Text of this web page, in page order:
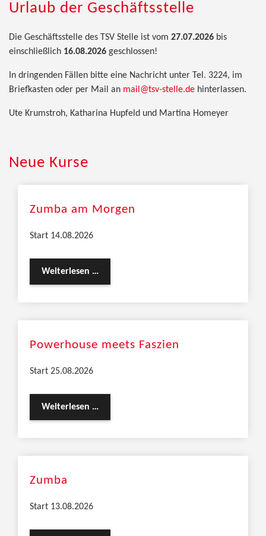
Urlaub der Geschäftsstelle
Die Geschäftsstelle des TSV Stelle ist vom 27.07.2026 bis
einschließlich 16.08.2026 geschlossen!
In dringenden Fällen bitte eine Nachricht unter Tel. 3224, im
Briefkasten oder per Mail an mail@tsv-stelle.de hinterlassen.
Ute Krumstroh, Katharina Hupfeld und Martina Homeyer
Neue Kurse
Zumba am Morgen
Start 14.08.2026
Weiterlesen …
Powerhouse meets Faszien
Start 25.08.2026
Weiterlesen …
Zumba
Start 13.08.2026